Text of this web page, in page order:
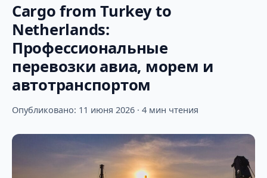
Cargo from Turkey to
Netherlands:
Профессиональные
перевозки авиа, морем и
автотранспортом
Опубликовано: 11 июня 2026 · 4 мин чтения